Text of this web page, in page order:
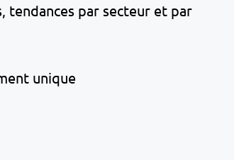
tendances par secteur et par
unique